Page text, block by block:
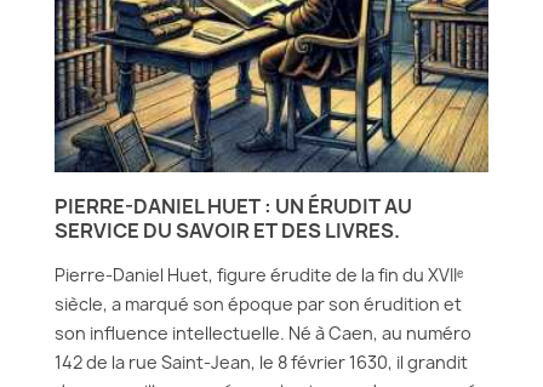
PIERRE-DANIEL HUET : UN ÉRUDIT AU
SERVICE DU SAVOIR ET DES LIVRES.
Pierre-Daniel Huet, figure érudite de la fin du XVIIᵉ
siècle, a marqué son époque par son érudition et
son influence intellectuelle. Né à Caen, au numéro
142 de la rue Saint-Jean, le 8 février 1630, il grandit